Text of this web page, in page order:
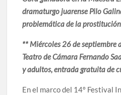
celebrarse en Delicias
actividades gratuitas para este
dramaturgo juarense Pilo
problemática de la
** Miércoles 26 de septiembre
Teatro de Cámara Fernando
y adultos, entrada gratuita de
En el marco del 14º Festival